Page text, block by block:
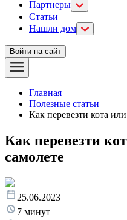
Партнеры
Статьи
Нашли дом
Войти на сайт
Главная
Полезные статьи
Как перевезти кота
Как перевезти
самолете
25.06.2023
7 минут